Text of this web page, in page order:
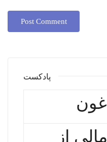
پادکست
از